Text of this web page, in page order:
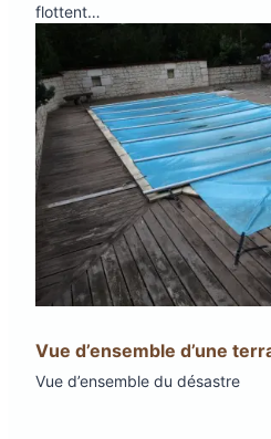
flottent…
Vue d’ensemble d’une
Vue d’ensemble du désastre